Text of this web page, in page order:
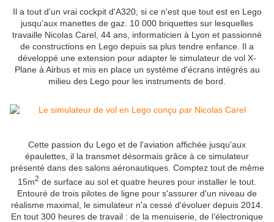
Il a tout d'un vrai cockpit d'A320, si ce n'est que tout est en Lego
jusqu'aux manettes de gaz. 10 000 briquettes sur lesquelles
travaille Nicolas Carel, 44 ans, informaticien à Lyon et passionné
de constructions en Lego depuis sa plus tendre enfance. Il a
développé une extension pour adapter le simulateur de vol X-
Plane à Airbus et mis en place un système d'écrans intégrés au
milieu des Lego pour les instruments de bord.
Cette passion du Lego et de l'aviation affichée jusqu'aux
épaulettes, il la transmet désormais grâce à ce simulateur
présenté dans des salons aéronautiques. Comptez tout de même
15m2 de surface au sol et quatre heures pour installer le tout.
Entouré de trois pilotes de ligne pour s'assurer d'un niveau de
réalisme maximal, le simulateur n'a cessé d'évoluer depuis 2014.
En tout 300 heures de travail : de la menuiserie, de l’électronique